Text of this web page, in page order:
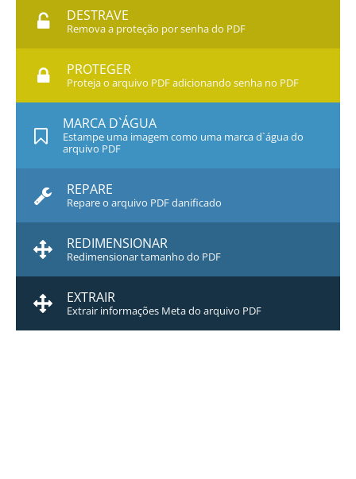
DESTRAVE
Remova a proteção por senha do PDF
PROTEGER
Proteja o arquivo PDF adicionando senha no PDF
MARCA D`ÁGUA
Estampe uma imagem como uma marca d`água do
arquivo PDF
REPARE
Repare o arquivo PDF danificado
REDIMENSIONAR
Redimensionar tamanho do PDF
EXTRAIR
Extrair informações Meta do arquivo PDF